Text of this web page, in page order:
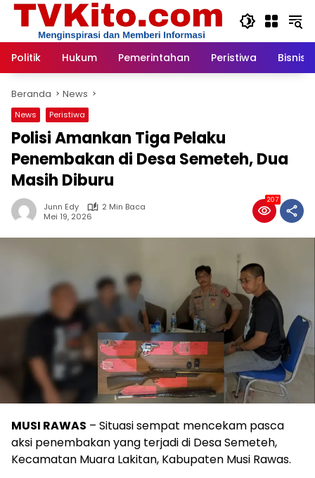
Langsung
Politik
Hukum Pemerintahan Peristiwa Bisnis
Beranda News
News Peristiwa
Polisi Amankan Tiga Pelaku
Penembakan di Desa Semeteh, Dua
Masih Diburu
Junn Edy
2 Min Baca
Mei 19, 2026
207
MUSI RAWAS – Situasi sempat mencekam pasca
aksi penembakan yang terjadi di Desa Semeteh,
Kecamatan Muara Lakitan, Kabupaten Musi Rawas.